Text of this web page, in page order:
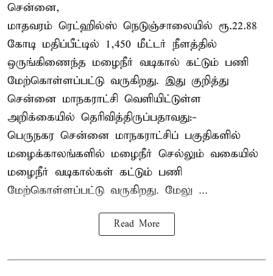
சென்னை,
மாதவரம் ரெட்ஹில்ஸ் நெடுஞ்சாலையில் ரூ.22.88
கோடி மதிப்பீட்டில் 1,450 மீட்டர் நீளத்தில்
ஒருங்கிணைந்த மழைநீர் வடிகால் கட்டும் பணி
மேற்கொள்ளப்பட்டு வருகிறது. இது குறித்து
சென்னை மாநகராட்சி வெளியிட்டுள்ள
அறிக்கையில் தெரிவித்திருப்பதாவது:-
பெருநகர சென்னை மாநகராட்சிப் பகுதிகளில்
மழைக்காலங்களில் மழைநீர் செல்லும் வகையில்
மழைநீர் வடிகால்கள் கட்டும் பணி
மேற்கொள்ளப்பட்டு வருகிறது. மேலு ...
Read More